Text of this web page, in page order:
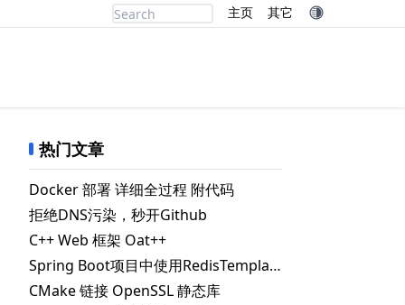
主页 其它
热门文章
Docker 部署 详细全过程 附代码
拒绝DNS污染，秒开Github
C++ Web 框架 Oat++
Spring Boot项目中使用RedisTemplate.delete() 删除指定key失败的解决办法
CMake 链接 OpenSSL 静态库